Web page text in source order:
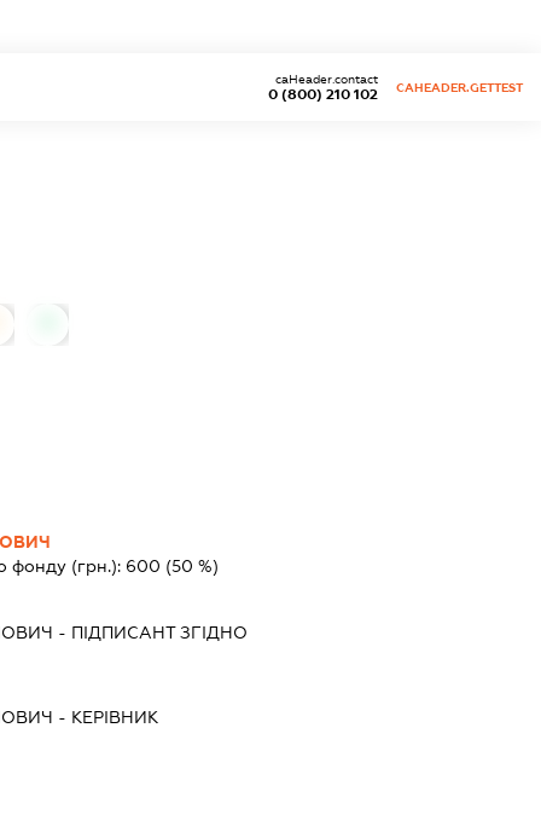
0 (800) 210 102
caHeader.contact
CAHEADER.GETTEST
фонду (грн.): 600 (50 %)
- ПІДПИСАНТЗГІДНО
- КЕРІВНИК